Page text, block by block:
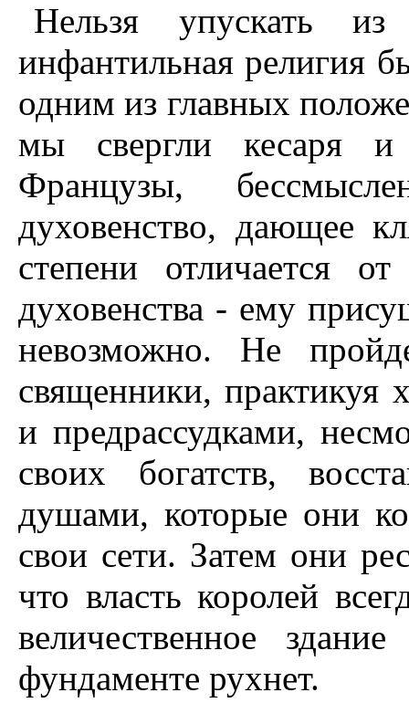
Нельзя упускать
инфантильная религия
одним из главных
мы свергли кесаря
Французы,
духовенство, дающее
степени отличается
духовенства - ему
невозможно. Не
священники, практикуя
и предрассудками,
своих богатств,
душами, которые они
свои сети. Затем они
что власть королей
величественное
фундаменте рухнет.